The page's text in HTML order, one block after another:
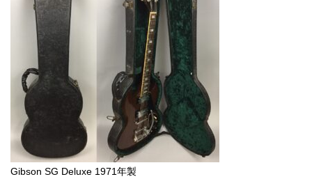
Gibson SG Deluxe 1971年製